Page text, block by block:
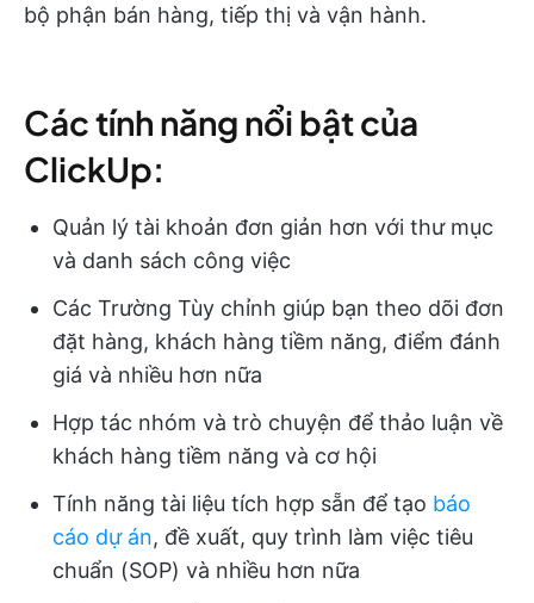
bộ phận bán hàng, tiếp thị và vận hành.
Các tính năng nổi bật của
ClickUp:
Quản lý tài khoản đơn giản hơn với thư mục
và danh sách công việc
Các Trường Tùy chỉnh giúp bạn theo dõi đơn
đặt hàng, khách hàng tiềm năng, điểm đánh
giá và nhiều hơn nữa
Hợp tác nhóm và trò chuyện để thảo luận về
khách hàng tiềm năng và cơ hội
Tính năng tài liệu tích hợp sẵn để tạo báo
cáo dự án, đề xuất, quy trình làm việc tiêu
chuẩn (SOP) và nhiều hơn nữa